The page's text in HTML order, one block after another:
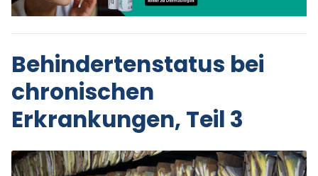
Behindertenstatus bei
chronischen
Erkrankungen, Teil 3